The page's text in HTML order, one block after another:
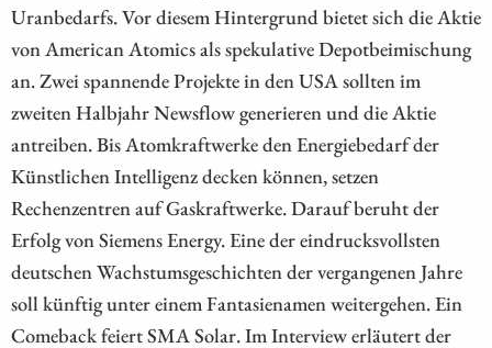
Uranbedarfs. Vor diesem Hintergrund bietet sich die Aktie
von American Atomics als spekulative Depotbeimischung
an. Zwei spannende Projekte in den USA sollten im
zweiten Halbjahr Newsflow generieren und die Aktie
antreiben. Bis Atomkraftwerke den Energiebedarf der
Künstlichen Intelligenz decken können, setzen
Rechenzentren auf Gaskraftwerke. Darauf beruht der
Erfolg von Siemens Energy. Eine der eindrucksvollsten
deutschen Wachstumsgeschichten der vergangenen Jahre
soll künftig unter einem Fantasienamen weitergehen. Ein
Comeback feiert SMA Solar. Im Interview erläutert der